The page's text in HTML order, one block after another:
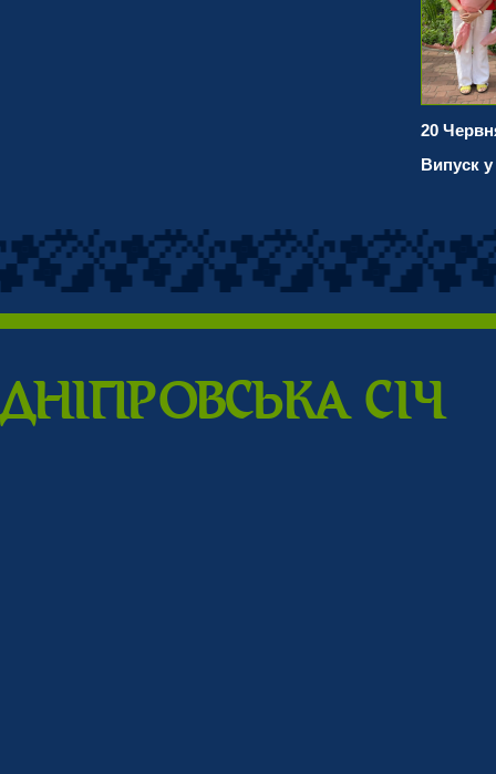
20
Випуск у
ДНIПPОВСЬКА CIЧ